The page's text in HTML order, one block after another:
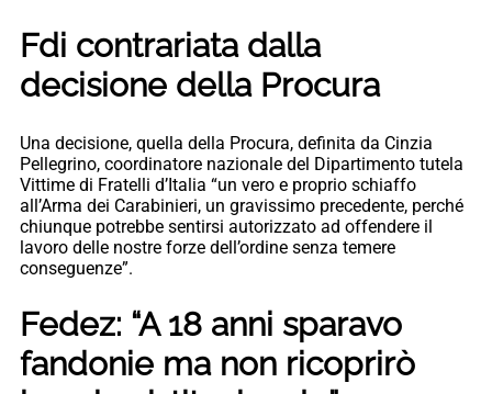
Fdi contrariata dalla
decisione della Procura
Una decisione, quella della Procura, definita da Cinzia
Pellegrino, coordinatore nazionale del Dipartimento tutela
Vittime di Fratelli d’Italia “un vero e proprio schiaffo
all’Arma dei Carabinieri, un gravissimo precedente, perché
chiunque potrebbe sentirsi autorizzato ad offendere il
lavoro delle nostre forze dell’ordine senza temere
conseguenze”.
Fedez: “A 18 anni sparavo
fandonie ma non ricoprirò